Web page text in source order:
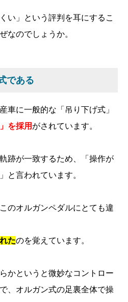
い」という評判を耳にするこ
なのでしょうか。
である
車に一般的な「吊り下げ式」
を採用 がされています。
跡が一致するため、「操作が
と言われています。
のオルガンペダルにとても違
たのを覚えています。
かというと微妙なコントロー
、オルガン式の足裏全体で操